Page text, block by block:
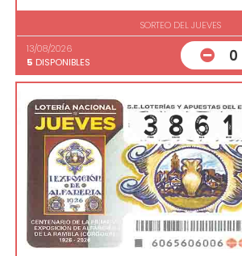
SORTEO DEL JUEVES
13/08/2026
5 DISPONIBLES 0